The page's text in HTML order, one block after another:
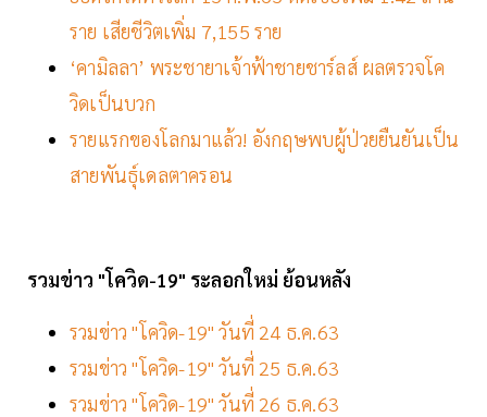
ราย เสียชีวิตเพิ่ม 7,155 ราย
‘คามิลลา’ พระชายาเจ้าฟ้าชายชาร์ลส์ ผลตรวจโค
วิดเป็นบวก
รายแรกของโลกมาแล้ว! อังกฤษพบผู้ป่วยยืนยันเป็น
สายพันธุ์เดลตาครอน
รวมข่าว "โควิด-19" ระลอกใหม่ ย้อนหลัง
รวมข่าว "โควิด-19" วันที่ 24 ธ.ค.63
รวมข่าว "โควิด-19" วันที่ 25 ธ.ค.63
รวมข่าว "โควิด-19" วันที่ 26 ธ.ค.63